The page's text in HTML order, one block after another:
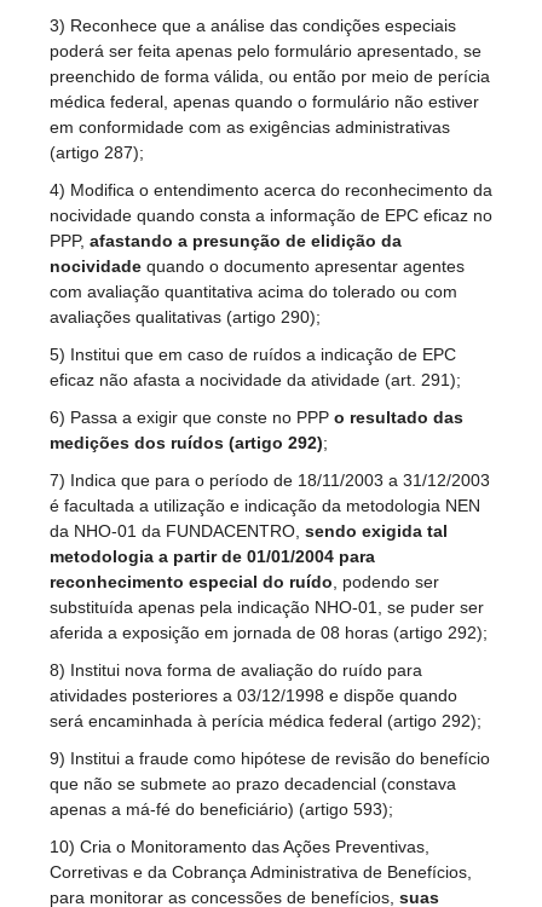
3) Reconhece que a análise das condições especiais
poderá ser feita apenas pelo formulário apresentado, se
preenchido de forma válida, ou então por meio de perícia
médica federal, apenas quando o formulário não estiver
em conformidade com as exigências administrativas
(artigo 287);
4) Modifica o entendimento acerca do reconhecimento da
nocividade quando consta a informação de EPC eficaz no
PPP, afastando a presunção de elidição da
nocividade quando o documento apresentar agentes
com avaliação quantitativa acima do tolerado ou com
avaliações qualitativas (artigo 290);
5) Institui que em caso de ruídos a indicação de EPC
eficaz não afasta a nocividade da atividade (art. 291);
6) Passa a exigir que conste no PPP o resultado das
medições dos ruídos (artigo 292);
7) Indica que para o período de 18/11/2003 a 31/12/2003
é facultada a utilização e indicação da metodologia NEN
da NHO-01 da FUNDACENTRO, sendo exigida tal
metodologia a partir de 01/01/2004 para
reconhecimento especial do ruído , podendo ser
substituída apenas pela indicação NHO-01, se puder ser
aferida a exposição em jornada de 08 horas (artigo 292);
8) Institui nova forma de avaliação do ruído para
atividades posteriores a 03/12/1998 e dispõe quando
será encaminhada à perícia médica federal (artigo 292);
9) Institui a fraude como hipótese de revisão do benefício
que não se submete ao prazo decadencial (constava
apenas a má-fé do beneficiário) (artigo 593);
10) Cria o Monitoramento das Ações Preventivas,
Corretivas e da Cobrança Administrativa de Benefícios,
para monitorar as concessões de benefícios, suas